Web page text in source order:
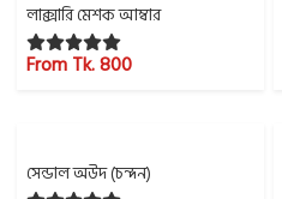
লাক্সারি মেশক আম্বার
From Tk. 800
সেন্ডাল অউদ (চন্দন)